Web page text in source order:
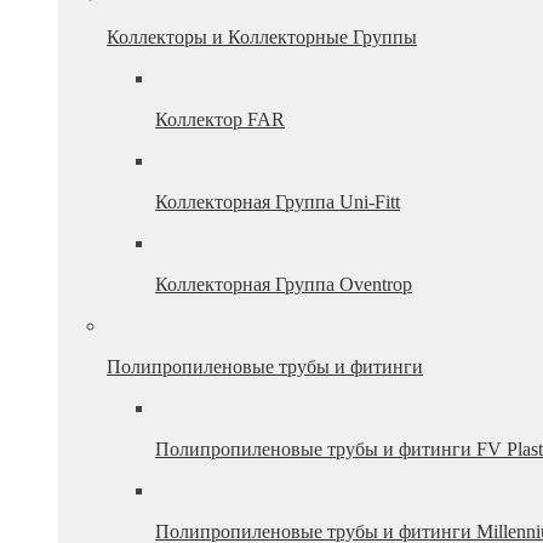
Коллекторы и Коллекторные Группы
Коллектор FAR
Коллекторная Группа Uni-Fitt
Коллекторная Группа Oventrop
Полипропиленовые трубы и фитинги
Полипропиленовые трубы и фитинги FV Plast
Полипропиленовые трубы и фитинги